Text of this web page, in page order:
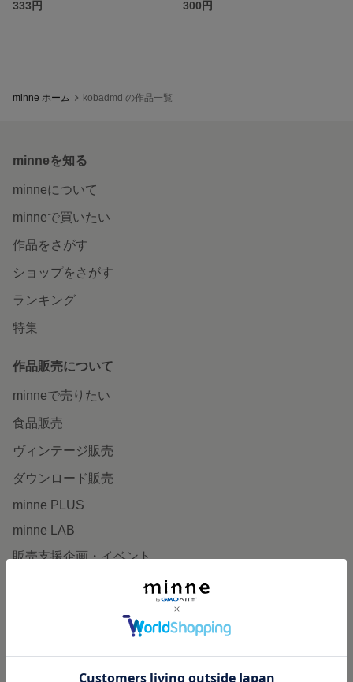
333円
300円
minne ホーム kobadmd の作品一覧
minneを知る
minneについて
minneで買いたい
作品をさがす
ショップをさがす
ランキング
特集
作品販売について
minneで売りたい
食品販売
ヴィンテージ販売
ダウンロード販売
minne PLUS
minne LAB
販売支援企画・イベント
minneとものづくりと